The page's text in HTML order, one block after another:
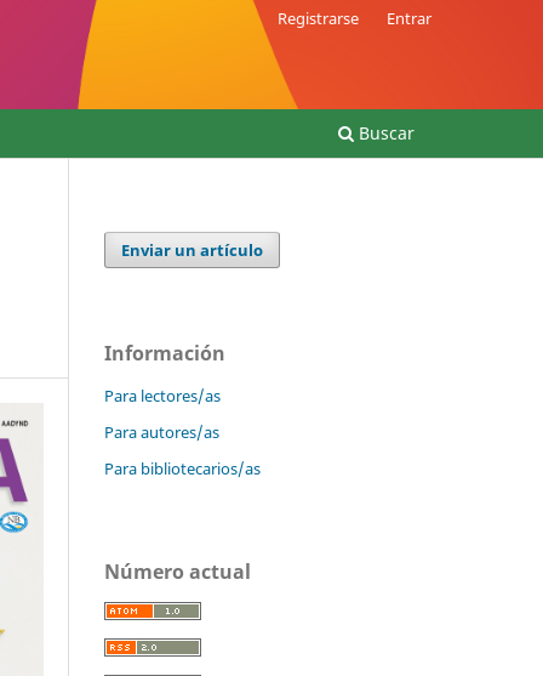
Buscar
Registrarse Entrar
Enviar un artículo
Información
Para lectores/as
Para autores/as
Para bibliotecarios/as
Número actual